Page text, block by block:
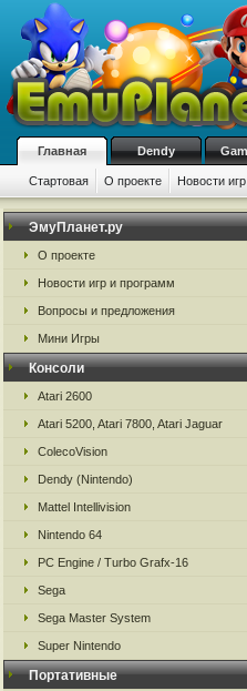
Главная Dendy
Стартовая О проекте Новости
ЭмуПланет.ру
О проекте
Новости игр и программ
Вопросы и предложения
Мини Игры
Консоли
Atari 2600
Atari 5200, Atari 7800, Atari Jaguar
ColecoVision
Dendy (Nintendo)
Mattel Intellivision
Nintendo 64
PC Engine / Turbo Grafx-16
Sega
Sega Master System
Super Nintendo
Портативные